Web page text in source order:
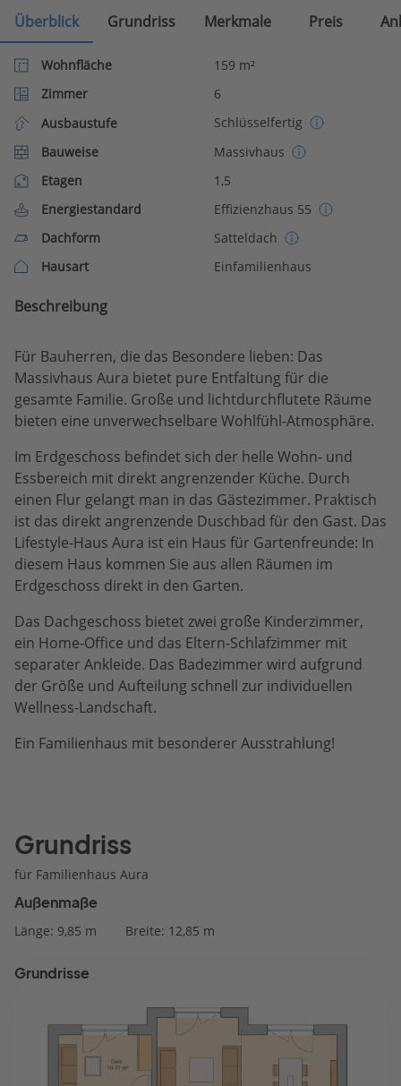
Überblick Grundriss Merkmale Preis
Wohnfläche
159 m²
Zimmer
6
Ausbaustufe
Schlüsselfertig
Bauweise
Massivhaus
Etagen
1,5
Energiestandard
Effizienzhaus 55
Dachform
Satteldach
Hausart
Einfamilienhaus
Beschreibung
Für Bauherren, die das Besondere lieben: Das
Massivhaus Aura bietet pure Entfaltung für die
gesamte Familie. Große und lichtdurchflutete Räume
bieten eine unverwechselbare Wohlfühl-Atmosphäre.
Im Erdgeschoss befindet sich der helle Wohn- und
Essbereich mit direkt angrenzender Küche. Durch
einen Flur gelangt man in das Gästezimmer. Praktisch
ist das direkt angrenzende Duschbad für den Gast. Das
Lifestyle-Haus Aura ist ein Haus für Gartenfreunde: In
diesem Haus kommen Sie aus allen Räumen im
Erdgeschoss direkt in den Garten.
Das Dachgeschoss bietet zwei große Kinderzimmer,
ein Home-Office und das Eltern-Schlafzimmer mit
separater Ankleide. Das Badezimmer wird aufgrund
der Größe und Aufteilung schnell zur individuellen
Wellness-Landschaft.
Ein Familienhaus mit besonderer Ausstrahlung!
Grundriss
für Familienhaus Aura
Außenmaße
Länge: 9,85 m Breite: 12,85 m
Grundrisse